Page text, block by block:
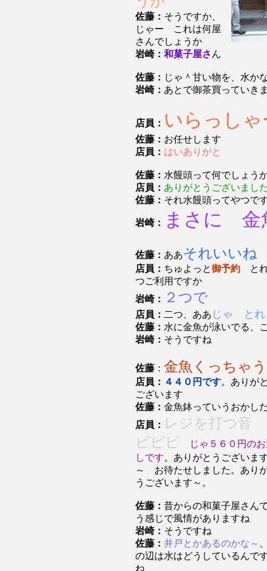
佐藤： そうですか、
じゃー これは何屋
さんでしょうか
岩崎： 和菓子屋さ ん
佐藤： じゃ＾甘い物を、水か
岩崎： あとで御茶買っていき
店員： いらっしゃ
佐藤： お任せします
店員： はいありがと
佐藤： 水饅頭って何でしょう
店員： ありがとうございまし
佐藤： それ水饅頭ってやつで
岩崎： まさに 金
佐藤： ああそれいいね
店員： ちゅよっと御予約 とれ
つご利用ですか
岩崎：
２つで
店員： 二つ、ああ じゃ とれ
佐藤： 水に金魚が泳いでる
岩崎： そうですね
佐藤 ： 金魚くっちゃ
店員： ４４０円です。ありが
ございます
佐藤： 金魚鉢っていうおかし
店員： レジを打つ音
ピピピ
じゃ５６０円の
しです。ありがとうございま
～ お待たせしました。あり
うございます～。
佐藤： 昔からの和菓子屋さん
う感じで風情がありますね
岩崎： そうですね
佐藤： 井戸とかあるのかな～
の辺は水はどうしているんで
ね